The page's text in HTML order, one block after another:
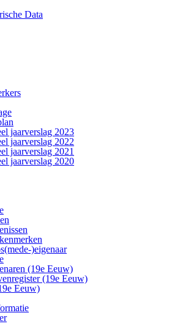
jaarverslag 2023
jaarverslag 2022
jaarverslag 2021
jaarverslag 2020
)eigenaar
(19e Eeuw)
(19e Eeuw)
Eeuw)